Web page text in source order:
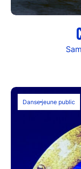
Danse jeune public